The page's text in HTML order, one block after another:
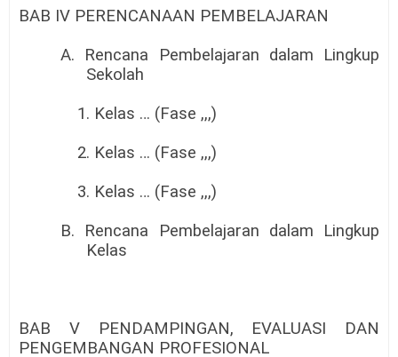
BAB IV PERENCANAAN PEMBELAJARAN
A. Rencana Pembelajaran dalam Lingkup
Sekolah
1. Kelas … (Fase ,,,)
2. Kelas … (Fase ,,,)
3. Kelas … (Fase ,,,)
B. Rencana Pembelajaran dalam Lingkup
Kelas
BAB V PENDAMPINGAN, EVALUASI DAN
PENGEMBANGAN PROFESIONAL